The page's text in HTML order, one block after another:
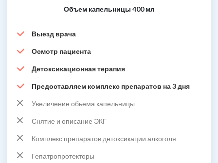
Объем капельницы 400 мл
Выезд врача
Осмотр пациента
Детоксикационная терапия
Предоставляем комплекс препаратов на 3 дня
Увеличение обьема капельницы
Снятие и описание ЭКГ
Комплекс препаратов детоксикации алкоголя
Гепатропротекторы